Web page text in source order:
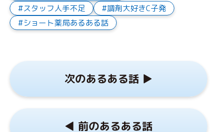
スタッフ人手不足
調剤大好きC子発
ショート薬局あるある話
次のあるある話 ▶︎
◀︎ 前のあるある話